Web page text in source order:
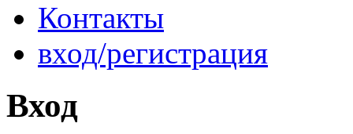
Контакты
вход/регистрация
Вход